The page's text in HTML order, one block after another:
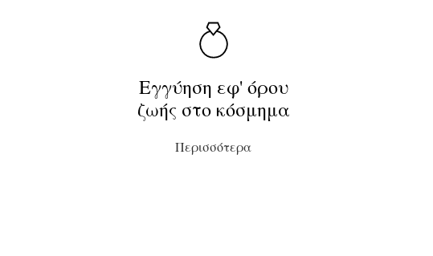
Εγγύηση εφ' όρου
ζωής στο κόσμημα
Περισσότερα